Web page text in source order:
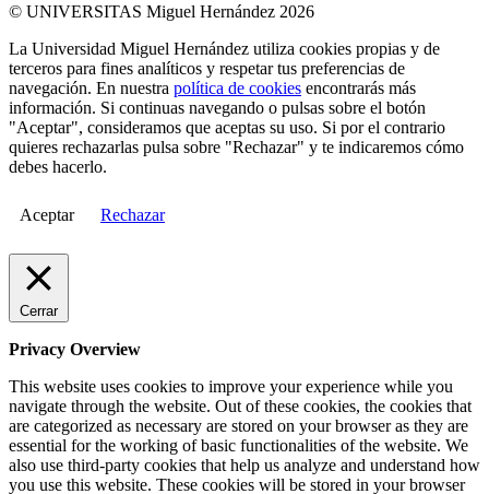
© UNIVERSITAS Miguel Hernández 2026
La Universidad Miguel Hernández utiliza cookies propias y de
terceros para fines analíticos y respetar tus preferencias de
navegación. En nuestra política de cookies encontrarás más
información. Si continuas navegando o pulsas sobre el botón
"Aceptar", consideramos que aceptas su uso. Si por el contrario
quieres rechazarlas pulsa sobre "Rechazar" y te indicaremos cómo
debes hacerlo.
Aceptar Rechazar
Cerrar
Privacy Overview
This website uses cookies to improve your experience while you
navigate through the website. Out of these cookies, the cookies that
are categorized as necessary are stored on your browser as they are
essential for the working of basic functionalities of the website. We
also use third-party cookies that help us analyze and understand how
you use this website. These cookies will be stored in your browser